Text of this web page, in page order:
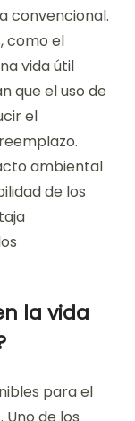
convencional.
como el
vida útil
que el uso de
el
ambiental
de los
la vida
para el